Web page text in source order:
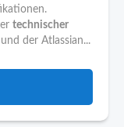
technischer
der Atlassian...